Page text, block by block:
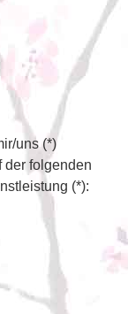
uns (*)
der folgenden
(*):